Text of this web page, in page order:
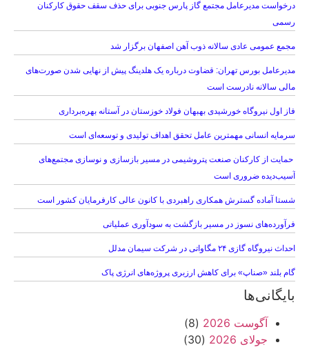
درخواست مدیرعامل مجتمع گاز پارس جنوبی برای حذف سقف حقوق کارکنان
رسمی
مجمع عمومی عادی سالانه ذوب آهن اصفهان برگزار شد
مدیرعامل بورس تهران: قضاوت درباره یک هلدینگ پیش از نهایی شدن صورت‌های
مالی سالانه نادرست است
فاز اول نیروگاه خورشیدی بهبهان فولاد خوزستان در آستانه بهره‌برداری
سرمایه انسانی مهمترین عامل تحقق اهداف تولیدی و توسعه‌ای است
حمایت از کارکنان صنعت پتروشیمی در مسیر بازسازی و نوسازی مجتمع‌های
آسیب‌دیده ضروری است
شستا آماده گسترش همکاری راهبردی با کانون عالی کارفرمایان کشور است
فرآورده‌های نسوز در مسیر بازگشت به سودآوری عملیاتی
احداث نیروگاه گازی ۲۴ مگاواتی در شرکت سیمان مدلل
گام بلند «صناپ» برای کاهش ارزبری پروژه‌های انرژی پاک
بایگانی‌ها
آگوست 2026
(8)
جولای 2026
(30)